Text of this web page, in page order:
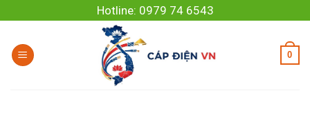
to
content
Hotline: 0979 74 6543
0